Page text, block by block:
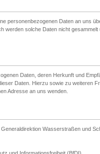
personenbezogenen Daten an uns
werden solche Daten nicht gesammelt
Daten, deren Herkunft und
Daten. Hierzu sowie zu weiteren
Adresse an uns wenden.
Wasserstraßen und